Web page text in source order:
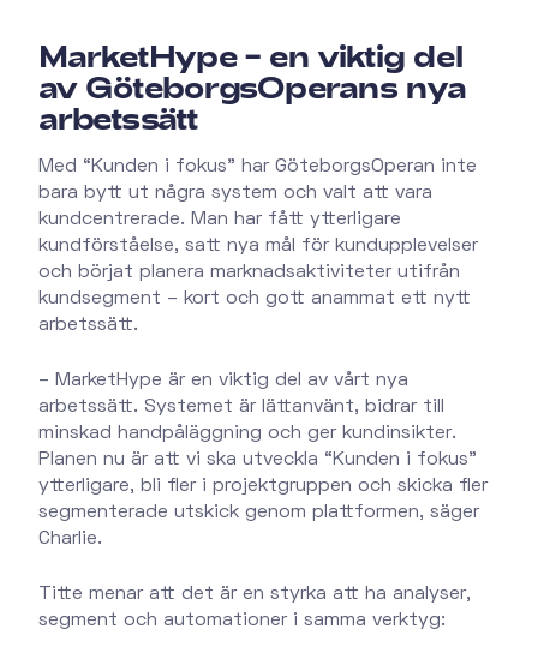
MarketHype – en viktig del
av GöteborgsOperans nya
arbetssätt
Med “Kunden i fokus” har GöteborgsOperan inte
bara bytt ut några system och valt att vara
kundcentrerade. Man har fått ytterligare
kundförståelse, satt nya mål för kundupplevelser
och börjat planera marknadsaktiviteter utifrån
kundsegment – kort och gott anammat ett nytt
arbetssätt.
– MarketHype är en viktig del av vårt nya
arbetssätt. Systemet är lättanvänt, bidrar till
minskad handpåläggning och ger kundinsikter.
Planen nu är att vi ska utveckla “Kunden i fokus”
ytterligare, bli fler i projektgruppen och skicka fler
segmenterade utskick genom plattformen, säger
Charlie.
Titte menar att det är en styrka att ha analyser,
segment och automationer i samma verktyg: